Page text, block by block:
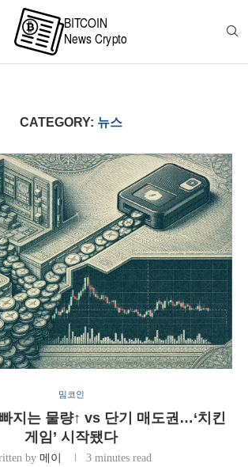
CATEGORY: 뉴스
밈코인
지는 물량↑ vs 단기 매도권…‘치킨
게임’ 시작됐다
by 메이 3 minutes read